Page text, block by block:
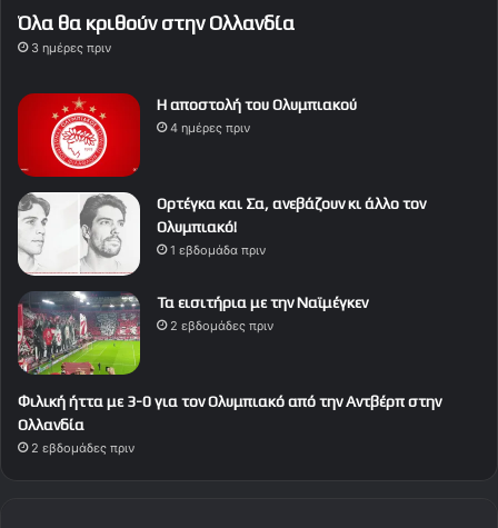
Όλα θα κριθούν στην Ολλανδία
3 ημέρες πριν
Η αποστολή του Ολυμπιακού
4 ημέρες πριν
Ορτέγκα και Σα, ανεβάζουν κι άλλο τον
Ολυμπιακό!
1 εβδομάδα πριν
Τα εισιτήρια με την Ναϊμέγκεν
2 εβδομάδες πριν
Φιλική ήττα με 3-0 για τον Ολυμπιακό από την Αντβέρπ στην
Ολλανδία
2 εβδομάδες πριν